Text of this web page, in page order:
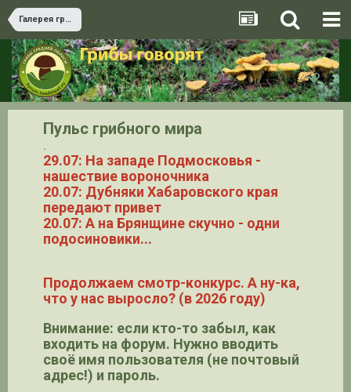
Галерея грибов
Пульс грибного мира
.
29.07: На западе Подмосковья -
нашествие вороночника
20.07: Дубняки Хабаровского края
передают привет
20.07: А на Брянщине скучно - одни
подосиновики...
Продолжаем смотр-конкурс. А ну-ка,
что у нас выросло? (в 2026 году)
Внимание: если кто-то забыл, как
входить на форум. Нужно вводить
своё имя пользователя (не почтовый
адрес!) и пароль.